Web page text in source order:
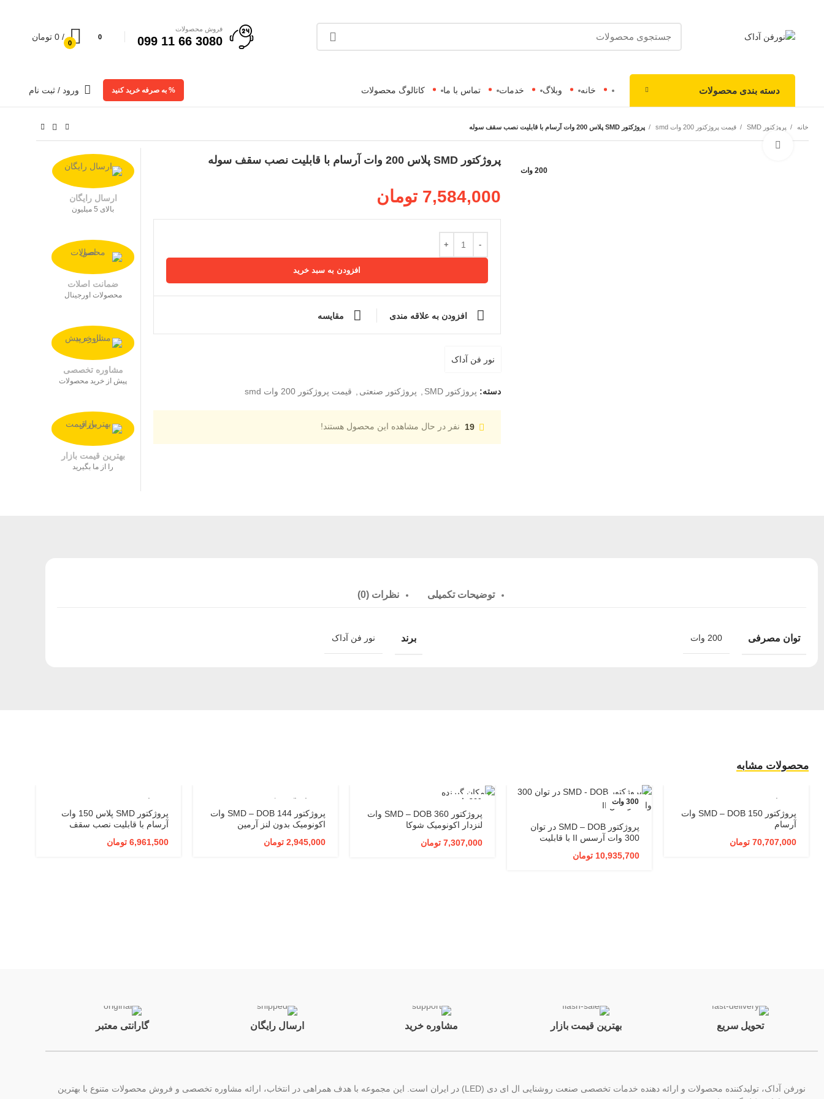
فروش محصولات
3080 66 11 099
0
0
/
0 تومان
دسته بندی محصولات خانه وبلاگ خدمات تماس با ما کاتالوگ محصولات % به صرفه خرید کنید ورود / ثبت نام
خانه پروژکتور SMD قیمت پروژکتور 200 وات smd پروژکتور SMD پلاس 200 وات آرسام با قابلیت نصب سقف سوله
200 وات
پروژکتور SMD پلاس 200 وات آرسام با قابلیت نصب سقف سوله
7,584,000 تومان
افزودن به سبد خرید
افزودن به علاقه مندی مقایسه
نور فن آداک
دسته: پروژکتور SMD , پروژکتور صنعتی , قیمت پروژکتور 200 وات smd
19 نفر در حال مشاهده این محصول هستند!
ارسال رایگان
بالای 5 میلیون
ضمانت اصلات
محصولات اورجینال
مشاوره تخصصی
پیش از خرید محصولات
بهترین قیمت بازار
را از ما بگیرید
توضیحات تکمیلی نظرات (0)
توان مصرفی 200 وات برند نور فن آداک
محصولات مشابه
پروژکتور SMD – DOB 150 وات
آرسام
70,707,000 تومان
300 وات
پروژکتور SMD – DOB در توان
300 وات آرسس II با قابلیت
کاسه ای
10,935,700 تومان
360 وات
پروژکتور 360 SMD – DOB وات
لنزدار اکونومیک شوکا
7,307,000 تومان
پروژکتور SMD – DOB 144 وات
اکونومیک بدون لنز آرمین
2,945,000 تومان
پروژکتور SMD پلاس 150 وات
آرسام با قابلیت نصب سقف
6,961,500 تومان
تحویل سریع بهترین قیمت بازار مشاوره خرید ارسال رایگان گارانتی معتبر
نورفن آداک، تولیدکننده محصولات و ارائه دهنده خدمات تخصصی صنعت روشنایی ال ای دی (LED) در ایران است. این مجموعه با هدف همراهی در انتخاب، ارائه مشاوره تخصصی و فروش محصولات متنوع با بهترین